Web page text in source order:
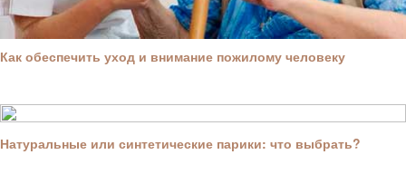
Как обеспечить уход и внимание пожилому человеку
Натуральные или синтетические парики: что выбрать?